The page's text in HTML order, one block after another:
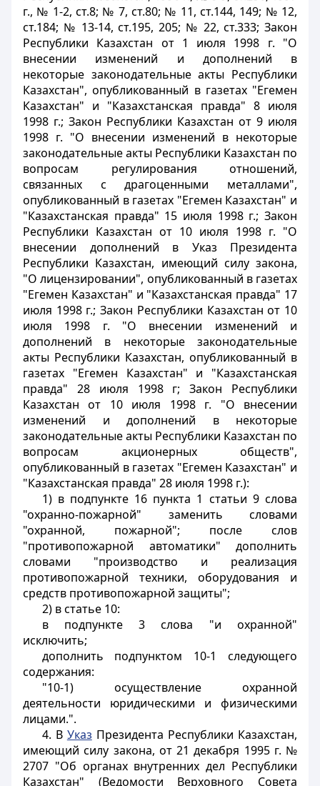
г., № 1-2, ст.8; № 7, ст.80; № 11, ст.144, 149; № 12,
ст.184; № 13-14, ст.195, 205; № 22, ст.333; Закон
Республики Казахстан от 1 июля 1998 г. "О
внесении изменений и дополнений в
некоторые законодательные акты Республики
Казахстан", опубликованный в газетах "Егемен
Казахстан" и "Казахстанская правда" 8 июля
1998 г.; Закон Республики Казахстан от 9 июля
1998 г. "О внесении изменений в некоторые
законодательные акты Республики Казахстан по
вопросам регулирования отношений,
связанных с драгоценными металлами",
опубликованный в газетах "Егемен Казахстан" и
"Казахстанская правда" 15 июля 1998 г.; Закон
Республики Казахстан от 10 июля 1998 г. "О
внесении дополнений в Указ Президента
Республики Казахстан, имеющий силу закона,
"О лицензировании", опубликованный в газетах
"Егемен Казахстан" и "Казахстанская правда" 17
июля 1998 г.; Закон Республики Казахстан от 10
июля 1998 г. "О внесении изменений и
дополнений в некоторые законодательные
акты Республики Казахстан, опубликованный в
газетах "Егемен Казахстан" и "Казахстанская
правда" 28 июля 1998 г; Закон Республики
Казахстан от 10 июля 1998 г. "О внесении
изменений и дополнений в некоторые
законодательные акты Республики Казахстан по
вопросам акционерных обществ",
опубликованный в газетах "Егемен Казахстан" и
"Казахстанская правда" 28 июля 1998 г.):
1) в подпункте 16 пункта 1 статьи 9 слова
"охранно-пожарной" заменить словами
"охранной, пожарной"; после слов
"противопожарной автоматики" дополнить
словами "производство и реализация
противопожарной техники, оборудования и
средств противопожарной защиты";
2) в статье 10:
в подпункте 3 слова "и охранной"
исключить;
дополнить подпунктом 10-1 следующего
содержания:
"10-1) осуществление охранной
деятельности юридическими и физическими
лицами.".
4. В Указ Президента Республики Казахстан,
имеющий силу закона, от 21 декабря 1995 г. №
2707 "Об органах внутренних дел Республики
Казахстан" (Ведомости Верховного Совета